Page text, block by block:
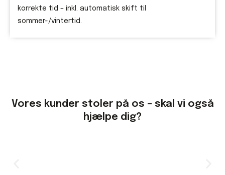
korrekte tid – inkl. automatisk skift til
sommer-/vintertid.
Vores kunder stoler på os – skal vi også
hjælpe dig?​